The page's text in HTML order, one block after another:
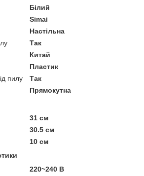
Білий
Simai
Настільна
Так
Китай
Пластик
пилу
Так
Прямокутна
31 см
30.5 см
10 см
220~240 В